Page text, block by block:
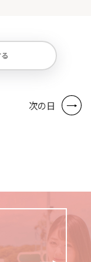
次の日